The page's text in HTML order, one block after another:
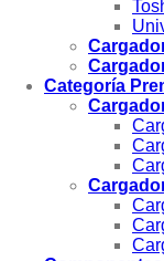
Categoría